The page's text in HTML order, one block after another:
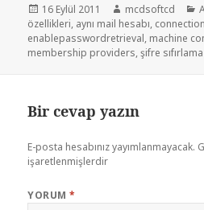
Yayın
tarihi
16 Eylül 2011 Yazar
mcdsoftcd
özellikleri, aynı mail hesabı,
enablepasswordretrieval, machine
membership providers,şifre
Bir cevap yazın
E-posta hesabınız yayımlanmayacak.
işaretlenmişlerdir
YORUM*